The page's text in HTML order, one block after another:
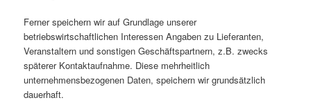
Ferner speichern wir auf Grundlage unserer
betriebswirtschaftlichen Interessen Angaben zu Lieferanten,
Veranstaltern und sonstigen Geschäftspartnern, z.B. zwecks
späterer Kontaktaufnahme. Diese mehrheitlich
unternehmensbezogenen Daten, speichern wir grundsätzlich
dauerhaft.